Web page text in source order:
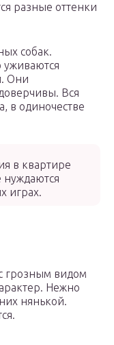
разные оттенки
собак.
уживаются
Они
Вся
в одиночестве
в квартире
нуждаются
играх.
грозным видом
Нежно
нянькой.